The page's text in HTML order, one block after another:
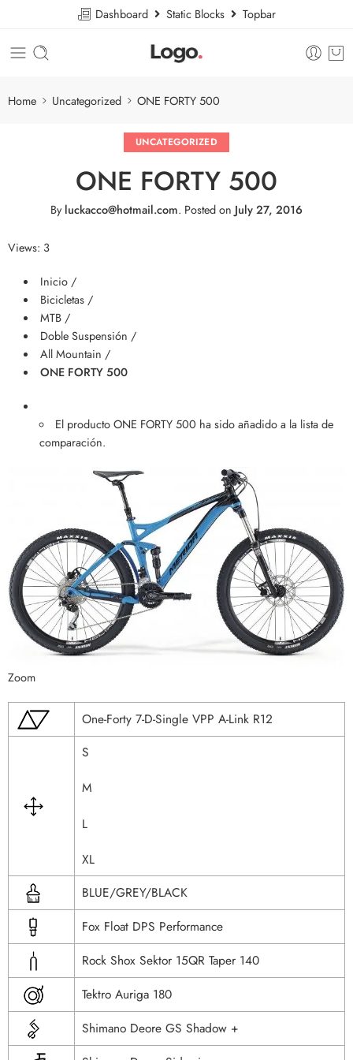
Dashboard Static Blocks Topbar
Home Uncategorized ONE FORTY 500
UNCATEGORIZED
ONE FORTY 500
Byluckacco@hotmail.com. Posted on July 27, 2016
Views: 3
Inicio /
Bicicletas /
MTB /
Doble Suspensión /
All Mountain /
ONE FORTY 500
El producto ONE FORTY 500 ha sido añadido a la lista de
comparación.
Zoom
One-Forty 7-D-Single VPP A-Link R12
S
M
L
XL
BLUE/GREY/BLACK
Fox Float DPS Performance
Rock Shox Sektor 15QR Taper 140
Tektro Auriga 180
Shimano Deore GS Shadow +